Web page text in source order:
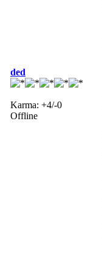
ded
Karma: +4/-0
Offline